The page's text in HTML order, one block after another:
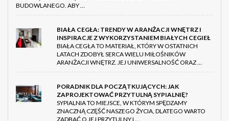
BUDOWLANEGO. ABY …
BIAŁA CEGŁA: TRENDY W ARANŻACJI WNĘTRZ I
INSPIRACJE Z WYKORZYSTANIEM BIAŁYCH CEGIEŁ
BIAŁA CEGŁA TO MATERIAŁ, KTÓRY W OSTATNICH
LATACH ZDOBYŁ SERCA WIELU MIŁOŚNIKÓW
ARANŻACJI WNĘTRZ. JEJ UNIWERSALNOŚĆ ORAZ …
PORADNIK DLA POCZĄTKUJĄCYCH: JAK
ZAPROJEKTOWAĆ PRZYTULNĄ SYPIALNIĘ?
SYPIALNIA TO MIEJSCE, W KTÓRYM SPĘDZAMY
ZNACZNĄ CZĘŚĆ NASZEGO ŻYCIA, DLATEGO WARTO
ZADBAĆ O JEJ PRZYTULNY I …